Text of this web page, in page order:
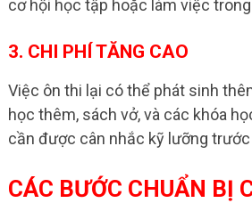
cơ hội học tập hoặc làm việc
3. CHI PHÍ TĂNG CAO
Việc ôn thi lại có thể phát sinh
học thêm, sách vở, và các khóa
cần được cân nhắc kỹ lưỡng
CÁC BƯỚC CHUẨN BỊ